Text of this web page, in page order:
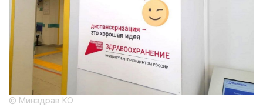
© Минздрав КО